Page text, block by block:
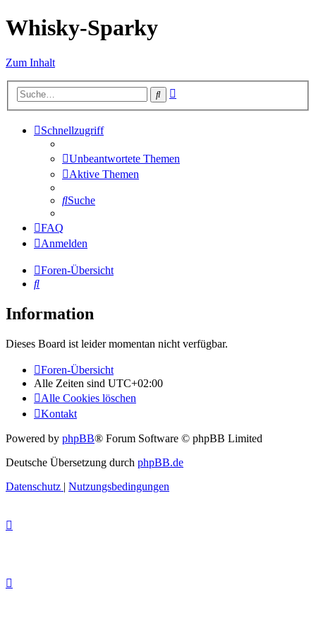
Whisky-Sparky
Zum Inhalt
Suche
Schnellzugriff
Unbeantwortete Themen
Aktive Themen
Suche
FAQ
Anmelden
Foren-Übersicht
Suche
Information
Dieses Board ist leider momentan nicht verfügbar.
Foren-Übersicht
Alle Zeiten sind UTC+02:00
Alle Cookies löschen
Kontakt
Powered by phpBB® Forum Software © phpBB Limited
Deutsche Übersetzung durch phpBB.de
Datenschutz | Nutzungsbedingungen